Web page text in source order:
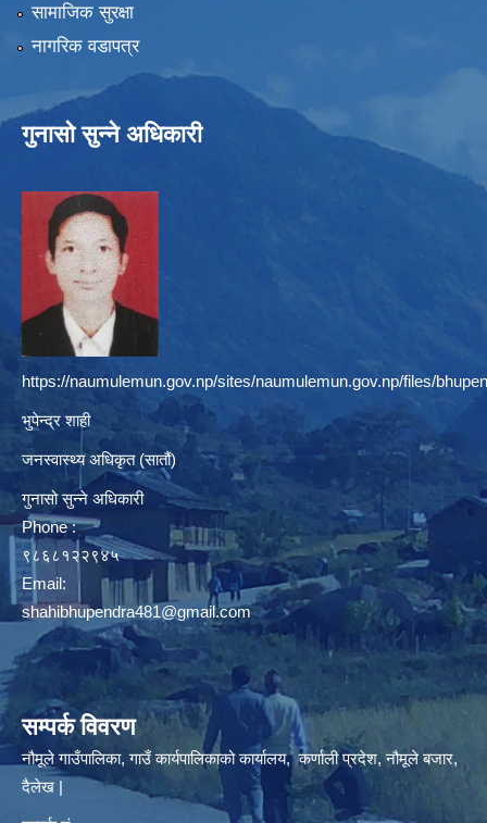
सामाजिक सुरक्षा
नागरिक वडापत्र
गुनासो सुन्ने अधिकारी
https://naumulemun.gov.np/sites/naumulemun.gov.np/files/
भुपेन्द्र शाही
जनस्वास्थ्य अधिकृत (सातौं)
गुनासो सुन्ने अधिकारी
Phone :
९८६८१२२९४५
Email:
shahibhupendra481@gmail.com
सम्पर्क विवरण
नौमूले गाउँपालिका, गाउँ कार्यपालिकाको कार्यालय, कर्णाली प्रदेश, नौमूले बजार,
दैलेख |